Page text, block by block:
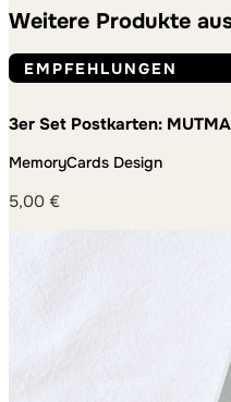
Weitere Produkte
EMPFEHLUNGEN
3er Set Postkarten:
MemoryCards Design
5,00 €